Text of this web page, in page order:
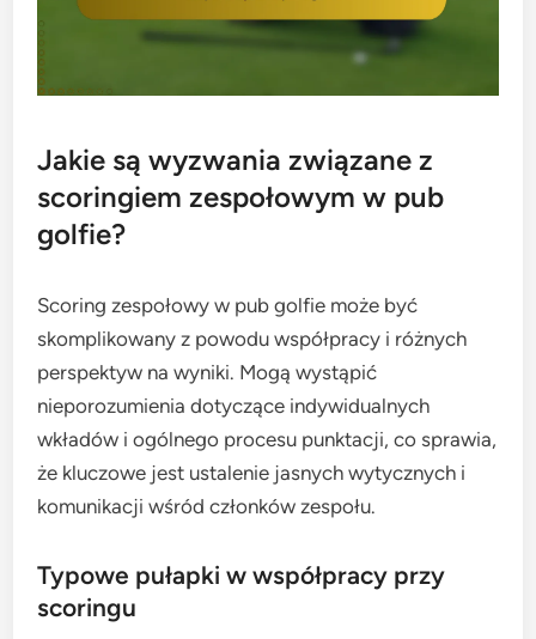
Jakie są wyzwania związane z
scoringiem zespołowym w pub
golfie?
Scoring zespołowy w pub golfie może być
skomplikowany z powodu współpracy i różnych
perspektyw na wyniki. Mogą wystąpić
nieporozumienia dotyczące indywidualnych
wkładów i ogólnego procesu punktacji, co sprawia,
że kluczowe jest ustalenie jasnych wytycznych i
komunikacji wśród członków zespołu.
Typowe pułapki w współpracy przy
scoringu